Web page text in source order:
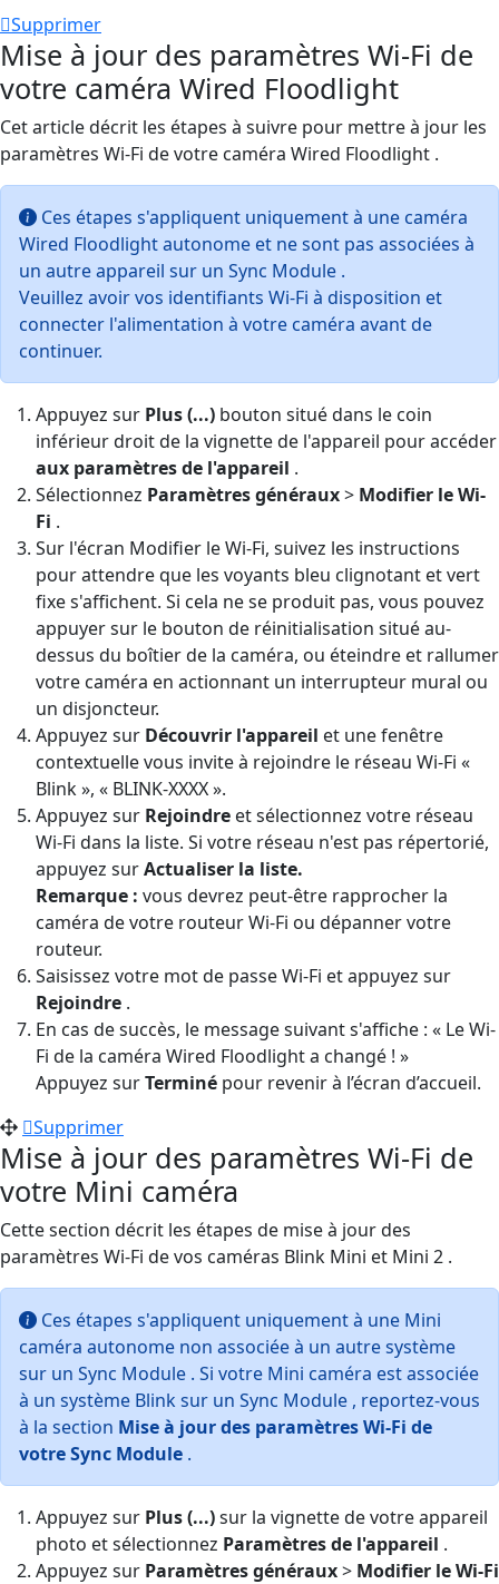
Supprimer
Mise à jour des paramètres Wi-Fi de
votre caméra Wired Floodlight
Cet article décrit les étapes à suivre pour mettre à jour les
paramètres Wi-Fi de votre caméra Wired Floodlight .
Ces étapes s'appliquent uniquement à une caméra
Wired Floodlight autonome et ne sont pas associées à
un autre appareil sur un Sync Module .
Veuillez avoir vos identifiants Wi-Fi à disposition et
connecter l'alimentation à votre caméra avant de
continuer.
Appuyez sur Plus (...) bouton situé dans le coin
inférieur droit de la vignette de l'appareil pour accéder
aux paramètres de l'appareil .
Sélectionnez Paramètres généraux> Modifier le Wi-
Fi .
Sur l'écran Modifier le Wi-Fi, suivez les instructions
pour attendre que les voyants bleu clignotant et vert
fixe s'affichent. Si cela ne se produit pas, vous pouvez
appuyer sur le bouton de réinitialisation situé au-
dessus du boîtier de la caméra, ou éteindre et rallumer
votre caméra en actionnant un interrupteur mural ou
un disjoncteur.
Appuyez sur Découvrir l'appareil et une fenêtre
contextuelle vous invite à rejoindre le réseau Wi-Fi «
Blink », « BLINK-XXXX ».
Appuyez sur Rejoindre et sélectionnez votre réseau
Wi-Fi dans la liste. Si votre réseau n'est pas répertorié,
appuyez surActualiser la liste.
Remarque : vous devrez peut-être rapprocher la
caméra de votre routeur Wi-Fi ou dépanner votre
routeur.
Saisissez votre mot de passe Wi-Fi et appuyez sur
Rejoindre .
En cas de succès, le message suivant s'affiche : « Le Wi-
Fi de la caméra Wired Floodlight a changé ! »
Appuyez surTerminé pour revenir à l’écran d’accueil.
Supprimer
Mise à jour des paramètres Wi-Fi de
votre Mini caméra
Cette section décrit les étapes de mise à jour des
paramètres Wi-Fi de vos caméras Blink Mini et Mini 2 .
Ces étapes s'appliquent uniquement à une Mini
caméra autonome non associée à un autre système
sur un Sync Module . Si votre Mini caméra est associée
à un système Blink sur un Sync Module , reportez-vous
à la section Mise à jour des paramètres Wi-Fi de
votre Sync Module .
Appuyez sur Plus (...)sur la vignette de votre appareil
photo et sélectionnez Paramètres de l'appareil .
Appuyez sur Paramètres généraux> Modifier le Wi-Fi